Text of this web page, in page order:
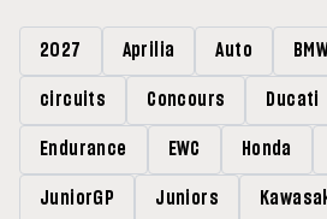
2027 Aprilia Auto
circuits Concours Ducati
Endurance EWC Honda
JuniorGP Juniors